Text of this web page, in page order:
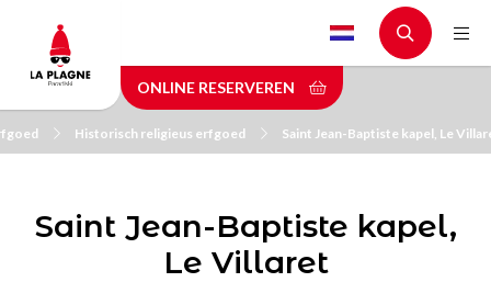
main
content
ONLINE RESERVEREN
Historisch religieus erfgoed Saint Jean-Baptiste kapel, Le
Saint Jean-Baptiste kapel,
Le Villaret